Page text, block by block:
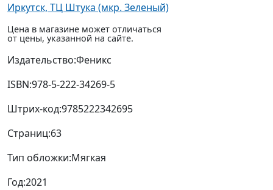
Иркутск, ТЦ Штука (мкр. Зеленый)
Цена в магазине может отличаться
от цены, указанной на сайте.
Издательство:Феникс
ISBN:978-5-222-34269-5
Штрих-код:9785222342695
Страниц:63
Тип обложки:Мягкая
Год:2021